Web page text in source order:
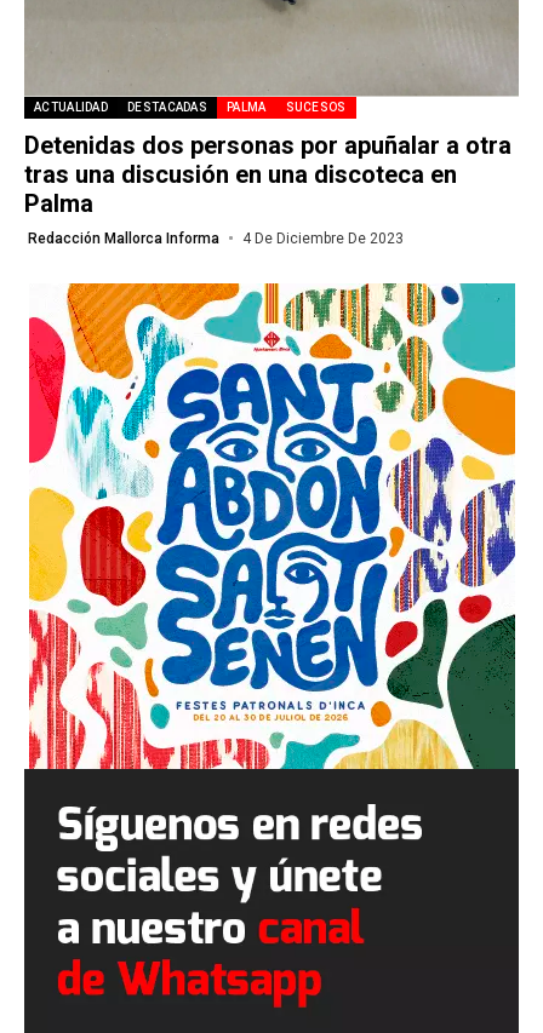
ACTUALIDAD DESTACADAS PALMA SUCESOS
Detenidas dos personas por apuñalar a otra
tras una discusión en una discoteca en
Palma
Redacción Mallorca Informa 4 De Diciembre De 2023